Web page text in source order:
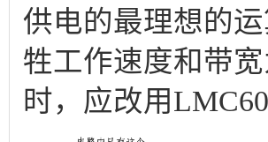
供电的最理想的
牲工作速度和带
时，应改用